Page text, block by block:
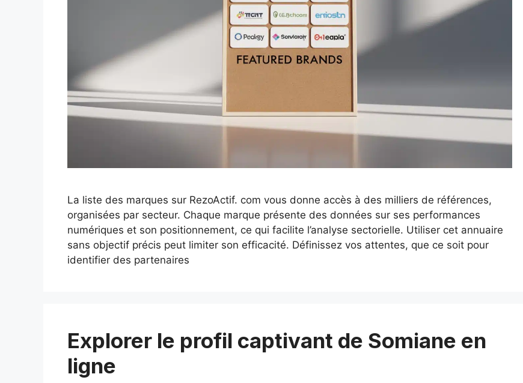
La liste des marques sur RezoActif. com vous donne accès à des milliers de références,
organisées par secteur. Chaque marque présente des données sur ses performances
numériques et son positionnement, ce qui facilite l’analyse sectorielle. Utiliser cet annuaire
sans objectif précis peut limiter son efficacité. Définissez vos attentes, que ce soit pour
identifier des partenaires
Explorer le profil captivant de Somiane en
ligne